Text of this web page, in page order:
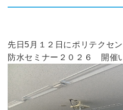
先日5月１２日にポリテクセ
防水セミナー２０２６ 開催